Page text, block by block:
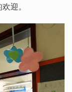
迎。